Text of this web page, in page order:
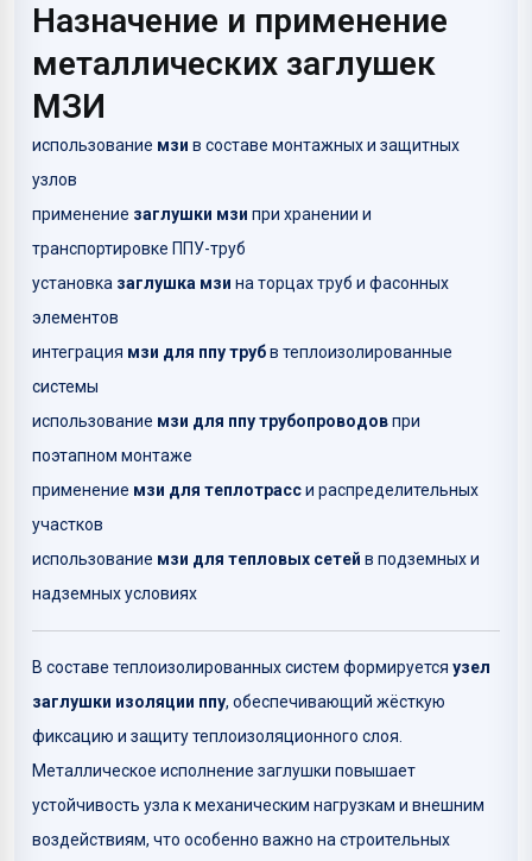
Назначение и применение
металлических заглушек
МЗИ
использование мзи в составе монтажных и защитных
узлов
применение заглушки мзи при хранении и
транспортировке ППУ-труб
установка заглушка мзи на торцах труб и фасонных
элементов
интеграция мзи для ппу трубв теплоизолированные
системы
использование мзи для ппу трубопроводовпри
поэтапном монтаже
применение мзи для теплотрасси распределительных
участков
использование мзи для тепловых сетей в подземных и
надземных условиях
В составе теплоизолированных систем формируется узел
заглушки изоляции ппу, обеспечивающий жёсткую
фиксацию и защиту теплоизоляционного слоя.
Металлическое исполнение заглушки повышает
устойчивость узла к механическим нагрузкам и внешним
воздействиям, что особенно важно на строительных